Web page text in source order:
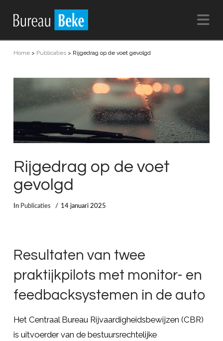
Home> Publicaties> Rijgedrag op de voet gevolgd
Rijgedrag op de voet
gevolgd
In Publicaties 14 januari 2025
Resultaten van twee
praktijkpilots met monitor- en
feedbacksystemen in de auto
Het Centraal Bureau Rijvaardigheidsbewijzen (CBR)
is uitvoerder van de bestuursrechtelijke